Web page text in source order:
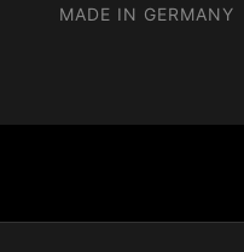
MADE IN GERMANY